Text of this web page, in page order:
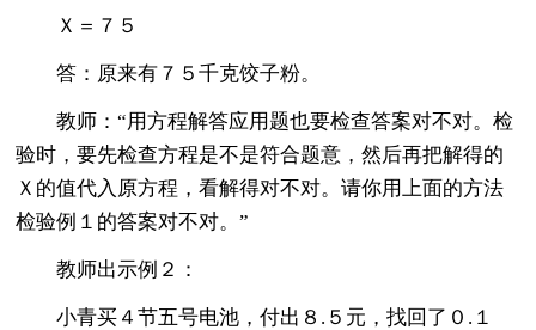
Ｘ＝７５
答：原来有７５千克饺子粉。
教师：“用方程解答应用题也要检查答案对不对。检
验时，要先检查方程是不是符合题意，然后再把解得的
Ｘ的值代入原方程，看解得对不对。请你用上面的方法
检验例１的答案对不对。”
教师出示例２：
小青买４节五号电池，付出８.５元，找回了０.１